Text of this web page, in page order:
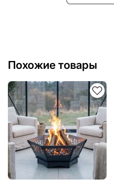
Похожие товары